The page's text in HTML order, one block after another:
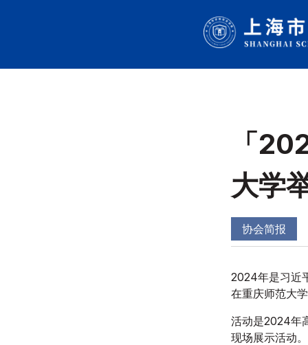
「
大学
协会简报
2024年是习近
在重庆师范大
活动是2024年
现场展示活动。